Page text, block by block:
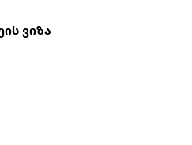
ვიზა